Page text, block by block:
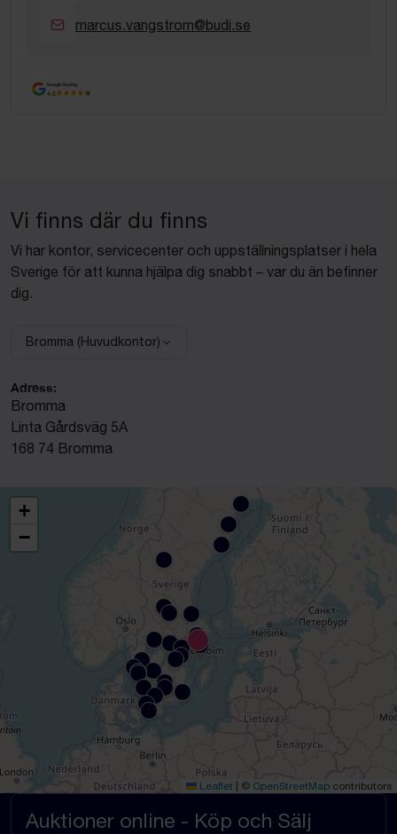
marcus.vangstrom@budi.se
Google Rating
4.5
Vi finns där du finns
Vi har kontor, servicecenter och uppställningsplatser i hela
Sverige för att kunna hjälpa dig snabbt – var du än befinner
dig.
Välj anläggning:
Bromma (Huvudkontor)
Adress:
Bromma
Linta Gårdsväg 5A
168 74 Bromma
+
−
Leaflet © OpenStreetMap contributors
Auktioner online - Köp och Sälj